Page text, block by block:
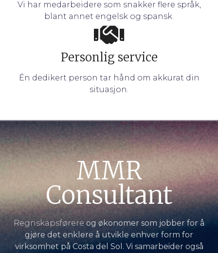
Vi har medarbeidere som snakker flere språk,
blant annet engelsk og spansk.
Personlig service
Én dedikert person tar hånd om akkurat din
situasjon.
MMR
Consultant
Regnskapsførereog økonomer som jobber for å
gjøre det enklere å utvikle enhver form for
virksomhet på Costa del Sol. Vi samarbeider også